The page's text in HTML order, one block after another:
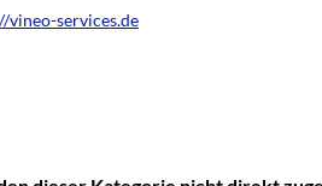
vineo-services.de